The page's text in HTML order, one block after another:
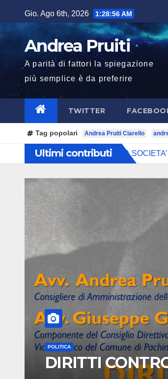
al
contenuto
Gio. Ago 6th, 2026 1:28:58 AM
Andrea Pruiti
A parità di fattori la spiegazione
più semplice è da preferire
TWITTER
Tag popolari Andrea Pruiti Ciarello
Ultimi contributi
DEL GIUDICE NELLA SOCIETA’ CHE
FONDAZIONE PICCOLO
L’Italia del